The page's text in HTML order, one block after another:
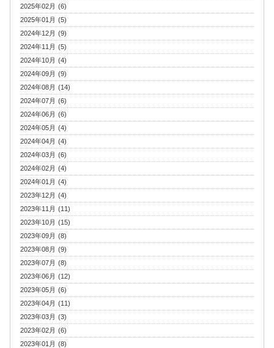
2025年02月 (6)
2025年01月 (5)
2024年12月 (9)
2024年11月 (5)
2024年10月 (4)
2024年09月 (9)
2024年08月 (14)
2024年07月 (6)
2024年06月 (6)
2024年05月 (4)
2024年04月 (4)
2024年03月 (6)
2024年02月 (4)
2024年01月 (4)
2023年12月 (4)
2023年11月 (11)
2023年10月 (15)
2023年09月 (8)
2023年08月 (9)
2023年07月 (8)
2023年06月 (12)
2023年05月 (6)
2023年04月 (11)
2023年03月 (3)
2023年02月 (6)
2023年01月 (8)